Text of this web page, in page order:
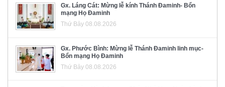
Gx. Láng Cát: Mừng lễ kính Thánh Đaminh- Bổn
mạng Họ Đaminh
Thứ Bảy 08.08.2026
Gx. Phước Bình: Mừng lễ Thánh Đaminh linh mục-
Bổn mạng Họ Đaminh
Thứ Bảy 08.08.2026